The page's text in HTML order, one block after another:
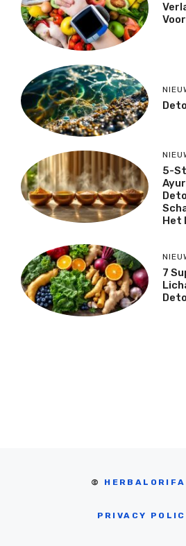
5-
Het
7
© HERBALORIFA
PRIVACY